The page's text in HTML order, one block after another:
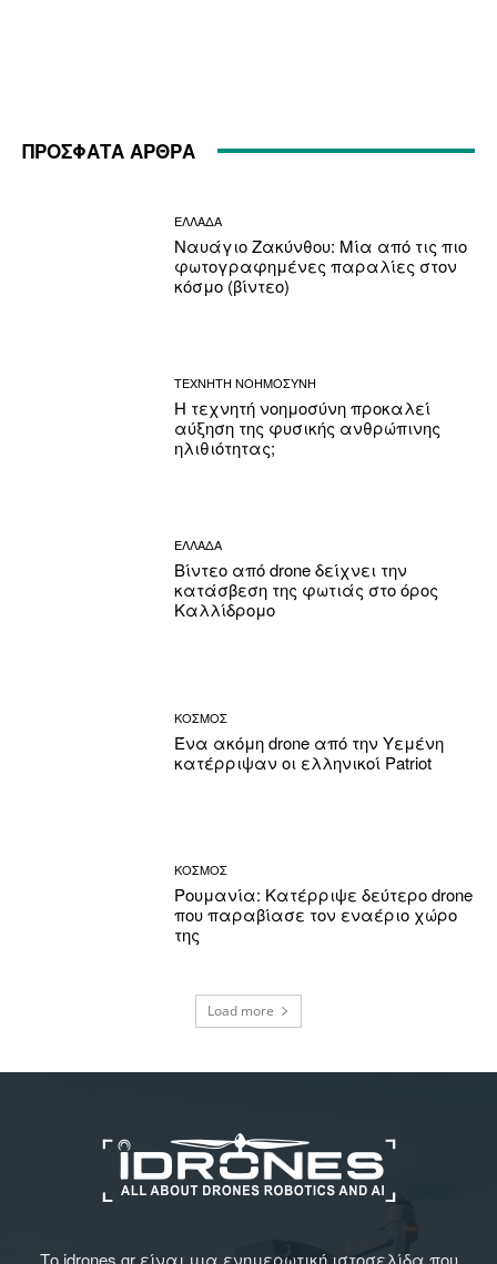
ΠΡΟΣΦΑΤΑ ΑΡΘΡΑ
ΕΛΛΑΔΑ
Ναυάγιο Ζακύνθου: Μία από τις πιο
φωτογραφημένες παραλίες στον
κόσμο (βίντεο)
ΤΕΧΝΗΤΗ ΝΟΗΜΟΣΥΝΗ
Η τεχνητή νοημοσύνη προκαλεί
αύξηση της φυσικής ανθρώπινης
ηλιθιότητας;
ΕΛΛΑΔΑ
Βίντεο από drone δείχνει την
κατάσβεση της φωτιάς στο όρος
Καλλίδρομο
ΚΟΣΜΟΣ
Ένα ακόμη drone από την Υεμένη
κατέρριψαν οι ελληνικοί Patriot
ΚΟΣΜΟΣ
Ρουμανία: Κατέρριψε δεύτερο drone
που παραβίασε τον εναέριο χώρο
της
Load more
Το idrones.gr είναι μια ενημερωτική ιστοσελίδα που